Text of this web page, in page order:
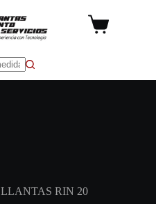
Carro
LLANTAS RIN 20